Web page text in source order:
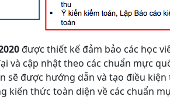
được thiết kế đảm bảo các học
và cập nhật theo các chuẩn mực
sẽ được hướng dẫn và tạo điều
kiến thức toàn diện về các chuẩn